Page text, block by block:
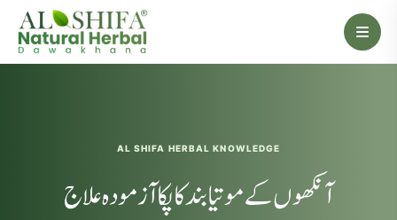
AL SHIFA HERBAL KNOWLEDGE
آنکھوں کے موتیا بند کا پکا آزمودہ علاج